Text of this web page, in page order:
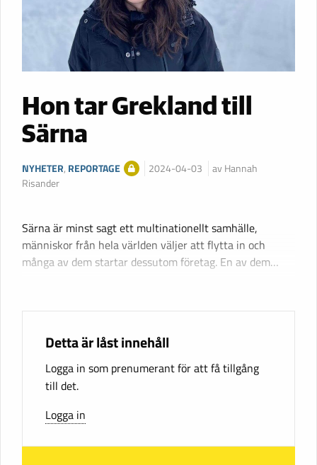
Hon tar Grekland till
Särna
NYHETER, REPORTAGE 2024-04-03
av Hannah
Risander
Särna är minst sagt ett multinationellt samhälle,
människor från hela världen väljer att flytta in och
många av dem startar dessutom företag. En av dem…
Detta är låst innehåll
Logga in som prenumerant för att få tillgång
till det.
Logga in